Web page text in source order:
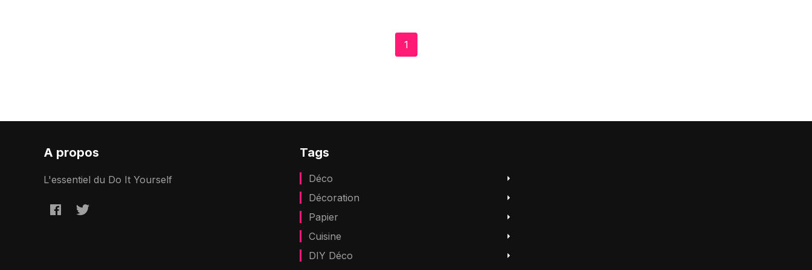
1
A propos
L'essentiel du Do It Yourself
Tags
Déco
Décoration
Papier
Cuisine
DIY Déco